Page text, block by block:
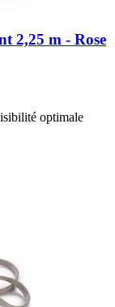
2,25 m -​ Rose
optimale